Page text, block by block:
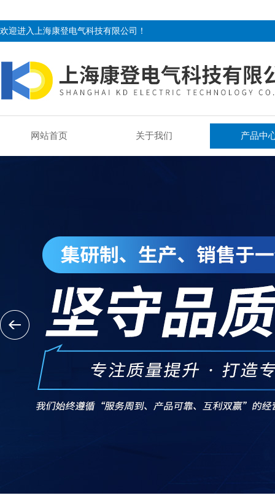
欢迎进入上海康登电气科技有限公司！
网站首页 关于我们 产品中